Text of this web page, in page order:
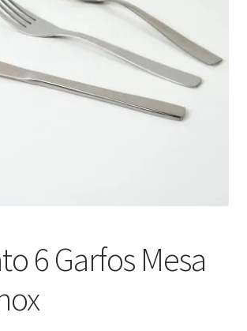
6 Garfos Mesa